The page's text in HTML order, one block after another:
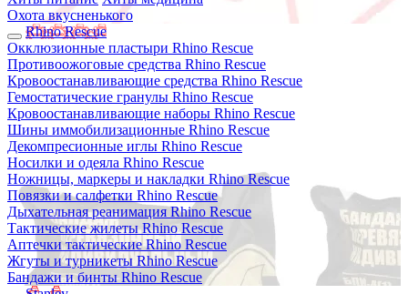
Охота вкусненького
Rhino Rescue
Окклюзионные пластыри Rhino Rescue
Противоожоговые средства Rhino Rescue
Кровоостанавливающие средства Rhino Rescue
Гемостатические гранулы Rhino Rescue
Кровоостанавливающие наборы Rhino Rescue
Шины иммобилизационные Rhino Rescue
Декомпресионные иглы Rhino Rescue
Носилки и одеяла Rhino Rescue
Ножницы, маркеры и накладки Rhino Rescue
Повязки и салфетки Rhino Rescue
Дыхательная реанимация Rhino Rescue
Тактические жилеты Rhino Rescue
Аптечки тактические Rhino Rescue
Жгуты и турникеты Rhino Rescue
Бандажи и бинты Rhino Rescue